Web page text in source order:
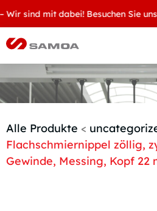
sind mit dabei! Besuchen Sie
Kontakt
Alle Produkte <
Flachschmiernippel zöllig,
Gewinde, Messing, Kopf 22